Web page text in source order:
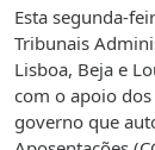
Esta segunda-
Tribunais
Lisboa, Beja e
com o apoio dos
governo que